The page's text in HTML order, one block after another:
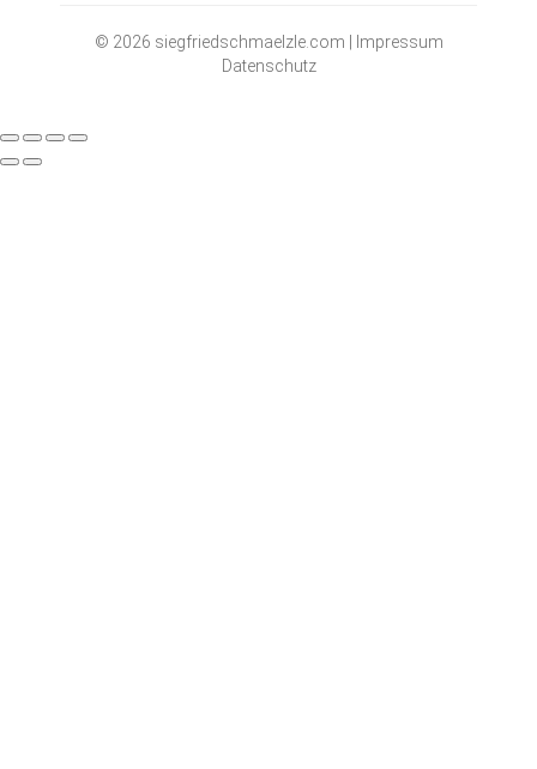
© 2026 siegfriedschmaelzle.com |
Impressum
Datenschutz